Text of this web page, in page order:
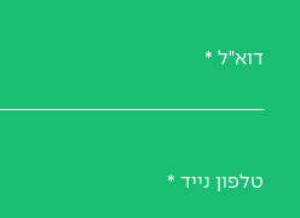
דוא"ל *
טלפון נייד *